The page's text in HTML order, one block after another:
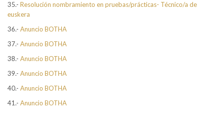
35.- Resolución nombramiento en pruebas/prácticas- Técnico/a de
euskera
36.- Anuncio BOTHA
37.- Anuncio BOTHA
38.- Anuncio BOTHA
39.- Anuncio BOTHA
40.- Anuncio BOTHA
41.- Anuncio BOTHA